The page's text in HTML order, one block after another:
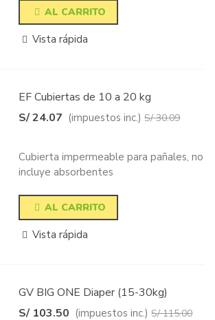
AL CARRITO
Vista rápida
EF Cubiertas de 10 a 20 kg
S/ 24.07 (impuestos inc.) S/ 30.09
Cubierta impermeable para pañales, no
incluye absorbentes
AL CARRITO
Vista rápida
GV BIG ONE Diaper (15-30kg)
S/ 103.50 (impuestos inc.) S/ 115.00